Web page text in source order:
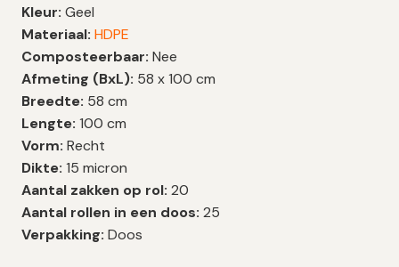
Kleur: Geel
Materiaal: HDPE
Composteerbaar: Nee
Afmeting (BxL): 58 x 100 cm
Breedte: 58 cm
Lengte: 100 cm
Vorm: Recht
Dikte: 15 micron
Aantal zakken op rol: 20
Aantal rollen in een doos: 25
Verpakking: Doos